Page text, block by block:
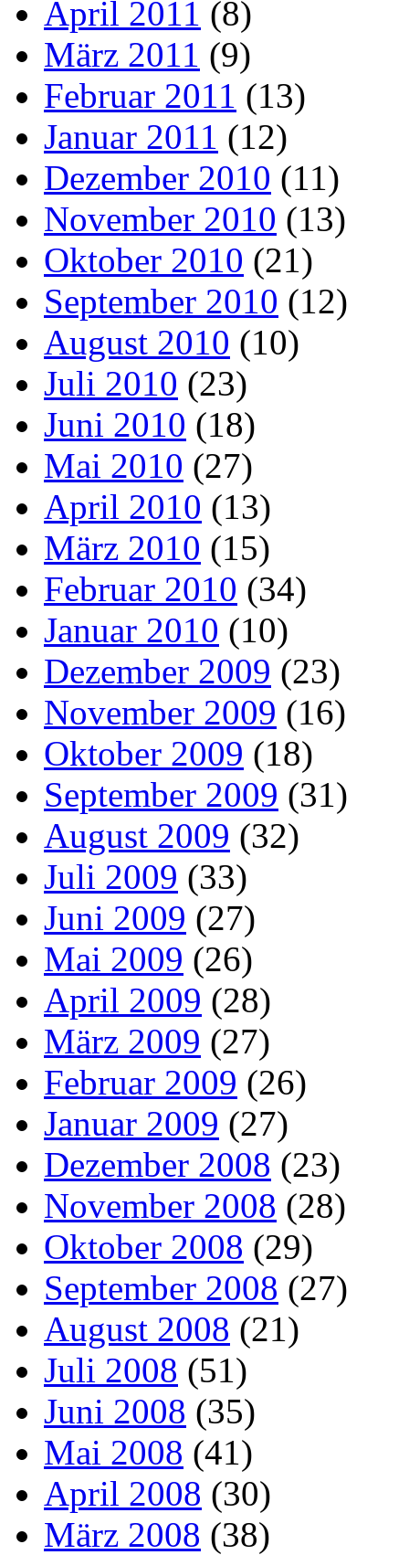
April 2011 (8)
März 2011 (9)
Februar 2011 (13)
Januar 2011 (12)
Dezember 2010 (11)
November 2010 (13)
Oktober 2010 (21)
September 2010 (12)
August 2010 (10)
Juli 2010 (23)
Juni 2010 (18)
Mai 2010 (27)
April 2010 (13)
März 2010 (15)
Februar 2010 (34)
Januar 2010 (10)
Dezember 2009 (23)
November 2009 (16)
Oktober 2009 (18)
September 2009 (31)
August 2009 (32)
Juli 2009 (33)
Juni 2009 (27)
Mai 2009 (26)
April 2009 (28)
März 2009 (27)
Februar 2009 (26)
Januar 2009 (27)
Dezember 2008 (23)
November 2008 (28)
Oktober 2008 (29)
September 2008 (27)
August 2008 (21)
Juli 2008 (51)
Juni 2008 (35)
Mai 2008 (41)
April 2008 (30)
März 2008 (38)